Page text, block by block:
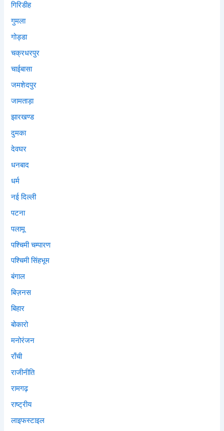
गिरिडीह
गुमला
गोड्डा
चक्रधरपुर
चाईबासा
जमशेदपुर
जामताड़ा
झारखण्ड
दुमका
देवघर
धनबाद
धर्म
नई दिल्ली
पटना
पलामू
पश्चिमी चम्पारण
पश्चिमी सिंहभूम
बंगाल
बिज़नस
बिहार
बोकारो
मनोरंजन
राँची
राजीनीति
रामगढ़
राष्ट्रीय
लाइफस्टाइल